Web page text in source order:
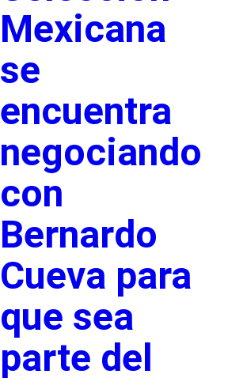
Mexicana
se
encuentra
negociando
con
Bernardo
Cueva para
que sea
parte del